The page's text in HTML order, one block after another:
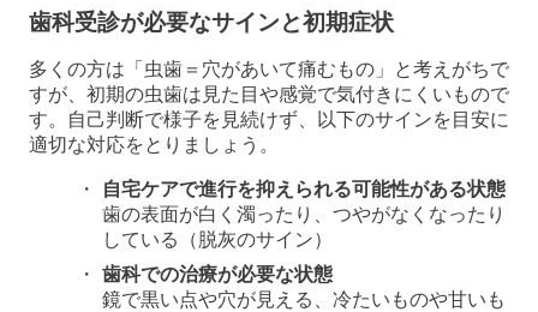
歯科受診が必要なサインと初期症状
多くの方は「虫歯＝穴があいて痛むもの」と考えがちで
すが、初期の虫歯は見た目や感覚で気付きにくいもので
す。自己判断で様子を見続けず、以下のサインを目安に
適切な対応をとりましょう。
自宅ケアで進行を抑えられる可能性がある状態
歯の表面が白く濁ったり、つやがなくなったり
している（脱灰のサイン）
歯科での治療が必要な状態
鏡で黒い点や穴が見える、冷たいものや甘いも